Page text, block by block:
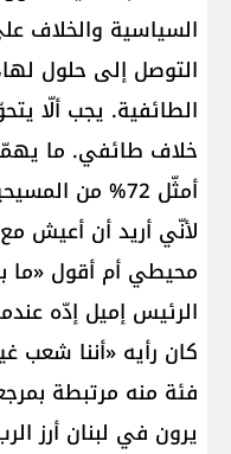
السياسية والخلاف
التوصل إلى حلول
الطائفية. يجب ألّا
خلاف طائفي. ما
أمثّل 72% من
لأنّي أريد أن
محيطي أم أقول «ما
الرئيس إميل إدّه
كان رأيه «أننا شعب
فئة منه مرتبطة
يرون في لبنان أرز